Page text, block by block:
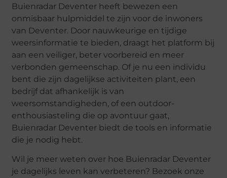
Buienradar Deventer heeft bewezen een
onmisbaar hulpmiddel te zijn voor de inwoners
van Deventer. Door nauwkeurige en tijdige
weersinformatie te bieden, draagt het platform bij
aan een veiliger, beter voorbereid en meer
verbonden gemeenschap. Of je nu een individu
bent die zijn dagelijkse activiteiten plant, een
bedrijf dat afhankelijk is van
weersomstandigheden, of een outdoor-
enthousiasteling die op avontuur gaat,
Buienradar Deventer biedt de tools en informatie
die je nodig hebt.
Wil je meer weten over hoe Buienradar Deventer
je dagelijks leven kan verbeteren? Bezoek onze